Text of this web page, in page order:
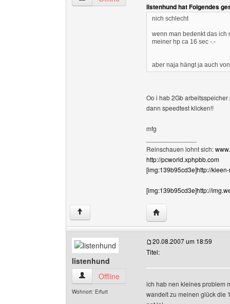
listenhund hat Folgendes
nich schlecht
wenn man bedenkt das ich
meiner hp ca 16 sec -.-
aber naja hängt ja auch
Oo i hab 2Gb
dann speedtest klicken!!
mfg
Reinschauen lohnt sich:
http://pcworld.xphpbb.com
[img:139b95cd3e]http://
[img:139b95cd3e]http://
↑ Website dieses
listenhund
listenhund Benutzer-Profile anzeigen
Offline
Wohnort: Erfurt
20.08.2007 um 18:59
Titel:
ich hab nen kleines problem
wandelt zu meinen glück die